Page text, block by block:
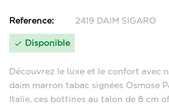
Reference: 2419 DAIM SIGARO
 Disponible
Découvrez le luxe et le confort avec
daim marron tabac signées Osmose
Italie, ces bottines au talon de 8 cm